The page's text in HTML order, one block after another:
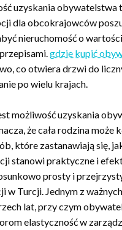
uzyskania
dla obcokrajowców
nieruchomość o
gdzie kupić
co otwiera drzwi do
po wielu krajach.
możliwość uzyskania
że cała rodzina
które zastanawiają się,
stanowi praktyczne i
prosty i
w Turcji. Jednym z
lat, przy czym
elastyczność w